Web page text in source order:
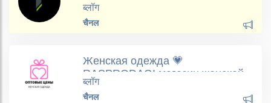
ब्लॉग
चैनल
Женская одежда 💗
RASPRODAGI магазин женской
одежды
ब्लॉग
चैनल